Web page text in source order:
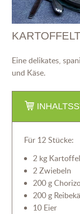
Eine delikates,
und Käse.
Für 12 Stücke:
2 kg
2 Zwiebeln
200 g
200 g
10 Eier